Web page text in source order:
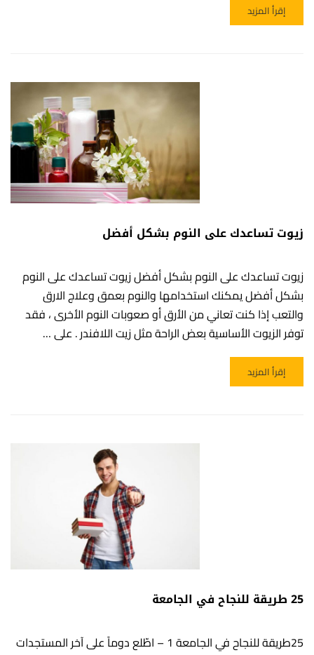
READ MORE ABOUT فوائد تدليك الجسم بزيت الزيتون
إقرأ المزيد
زيوت تساعدك على النوم بشكل أفضل
زيوت تساعدك على النوم بشكل أفضل زيوت تساعدك على النوم
بشكل أفضل يمكنك استخدامها والنوم بعمق وعلاج الارق
والتعب إذا كنت تعاني من الأرق أو صعوبات النوم الأخرى ، فقد
توفر الزيوت الأساسية بعض الراحة مثل زيت اللافندر . على …
READ MORE ABOUT زيوت تساعدك على النوم بشكل أفضل
إقرأ المزيد
25 طريقة للنجاح في الجامعة
25طريقة للنجاح في الجامعة 1 – اطّلع دوماً على آخر المستجدات